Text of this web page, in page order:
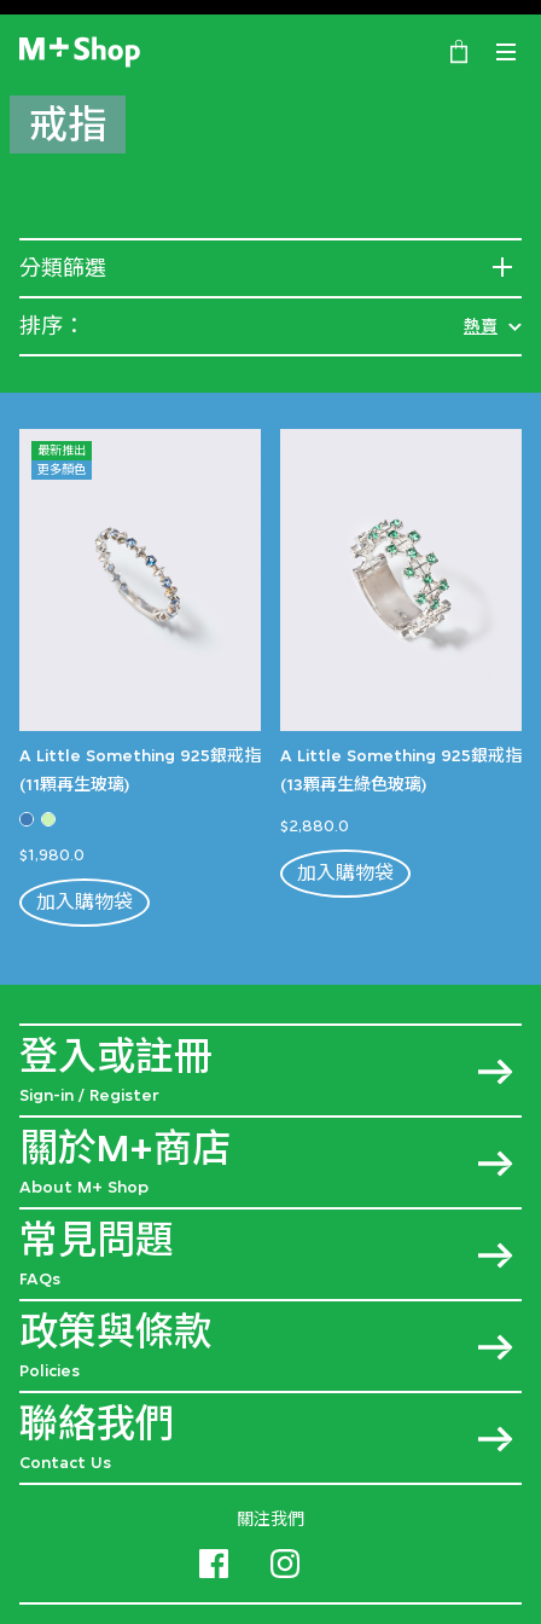
×
M+ Shop
戒指
分類篩選
排序： 熱賣
最新推出
更多顏色
A Little Something 925銀戒指
(11顆再生玻璃)
$1,980.0
加入購物袋
A Little Something 925銀戒指
(13顆再生綠色玻璃)
$2,880.0
加入購物袋
登入或註冊
Sign-in / Register
關於M+商店
About M+ Shop
常見問題
FAQs
政策與條款
Policies
聯絡我們
Contact Us
關注我們